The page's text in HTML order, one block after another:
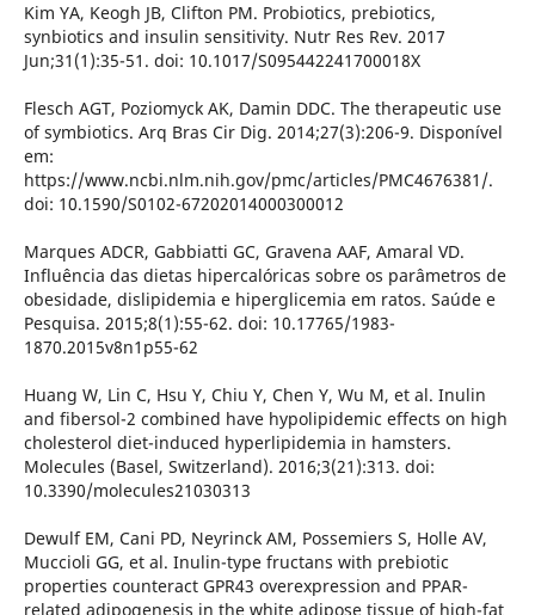
Kim YA, Keogh JB, Clifton PM. Probiotics, prebiotics,
synbiotics and insulin sensitivity. Nutr Res Rev. 2017
Jun;31(1):35-51. doi: 10.1017/S095442241700018X
Flesch AGT, Poziomyck AK, Damin DDC. The therapeutic use
of symbiotics. Arq Bras Cir Dig. 2014;27(3):206-9. Disponível
em:
https://www.ncbi.nlm.nih.gov/pmc/articles/PMC4676381/.
doi: 10.1590/S0102-67202014000300012
Marques ADCR, Gabbiatti GC, Gravena AAF, Amaral VD.
Influência das dietas hipercalóricas sobre os parâmetros de
obesidade, dislipidemia e hiperglicemia em ratos. Saúde e
Pesquisa. 2015;8(1):55-62. doi: 10.17765/1983-
1870.2015v8n1p55-62
Huang W, Lin C, Hsu Y, Chiu Y, Chen Y, Wu M, et al. Inulin
and fibersol-2 combined have hypolipidemic effects on high
cholesterol diet-induced hyperlipidemia in hamsters.
Molecules (Basel, Switzerland). 2016;3(21):313. doi:
10.3390/molecules21030313
Dewulf EM, Cani PD, Neyrinck AM, Possemiers S, Holle AV,
Muccioli GG, et al. Inulin-type fructans with prebiotic
properties counteract GPR43 overexpression and PPAR-
related adipogenesis in the white adipose tissue of high-fat